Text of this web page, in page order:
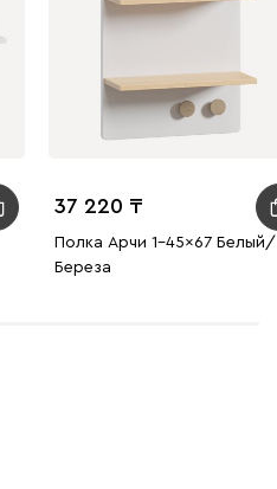
37 220
Полка Арчи 1-45x67 Белый/
Береза